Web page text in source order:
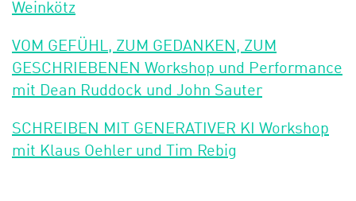
Weinkötz
VOM GEFÜHL, ZUM GEDANKEN, ZUM
GESCHRIEBENEN Workshop und Performance
mit Dean Ruddock und John Sauter
SCHREIBEN MIT GENERATIVER KI Workshop
mit Klaus Oehler und Tim Rebig